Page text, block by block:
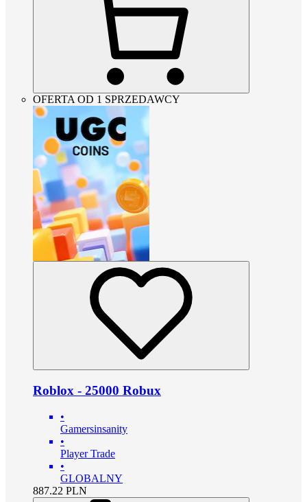
OFERTA OD 1 SPRZEDAWCY
Roblox - 25000 Robux
•
Gamersinsanity
•
Player Trade
•
GLOBALNY
887.22 PLN